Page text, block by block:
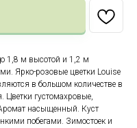
1,8 м высотой и 1,2 м
Ярко-розовые цветки Louise
в большом количестве в
Цветки густомахровые,
насыщенный. Куст
побегами. Зимостоек и